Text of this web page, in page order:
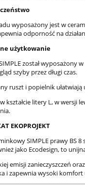
wyposażony jest w
odporność na
użytkowanie
został wyposażony
szyby przez długi czas.
ruszt i popielnik ułatwiają
kształcie litery L, w
EKOPROJEKT
SIMPLE prawy BS
jako Ecodesign, to
emisji zanieczyszczeń
i zapewnia wysoki